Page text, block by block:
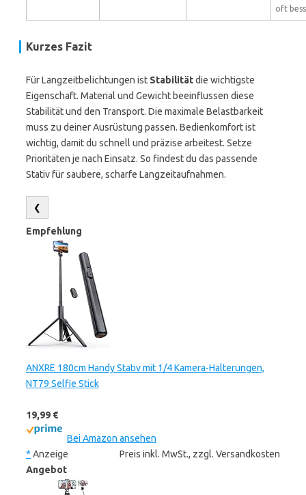
oft
Kurzes Fazit
Für Langzeitbelichtungen ist Stabilitätdie wichtigste
Eigenschaft. Material und Gewicht beeinflussen diese
Stabilität und den Transport. Die maximale Belastbarkeit
muss zu deiner Ausrüstung passen. Bedienkomfort ist
wichtig, damit du schnell und präzise arbeitest. Setze
Prioritäten je nach Einsatz. So findest du das passende
Stativ für saubere, scharfe Langzeitaufnahmen.
❮
Empfehlung
ANXRE 180cm Handy Stativ mit 1/4 Kamera-Halterungen,
NT79 Selfie Stick
19,99 €
Bei Amazon ansehen
* Anzeige
Preis inkl. MwSt., zzgl. Versandkosten
Angebot